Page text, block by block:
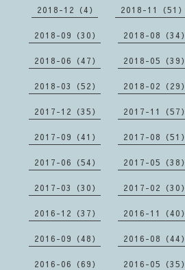
2018-12（4） 2018-11（51）
2018-09（30） 2018-08（34）
2018-06（47） 2018-05（39）
2018-03（52） 2018-02（29）
2017-12（35） 2017-11（57）
2017-09（41） 2017-08（51）
2017-06（54） 2017-05（38）
2017-03（30） 2017-02（30）
2016-12（37） 2016-11（40）
2016-09（48） 2016-08（44）
2016-06（69） 2016-05（35）